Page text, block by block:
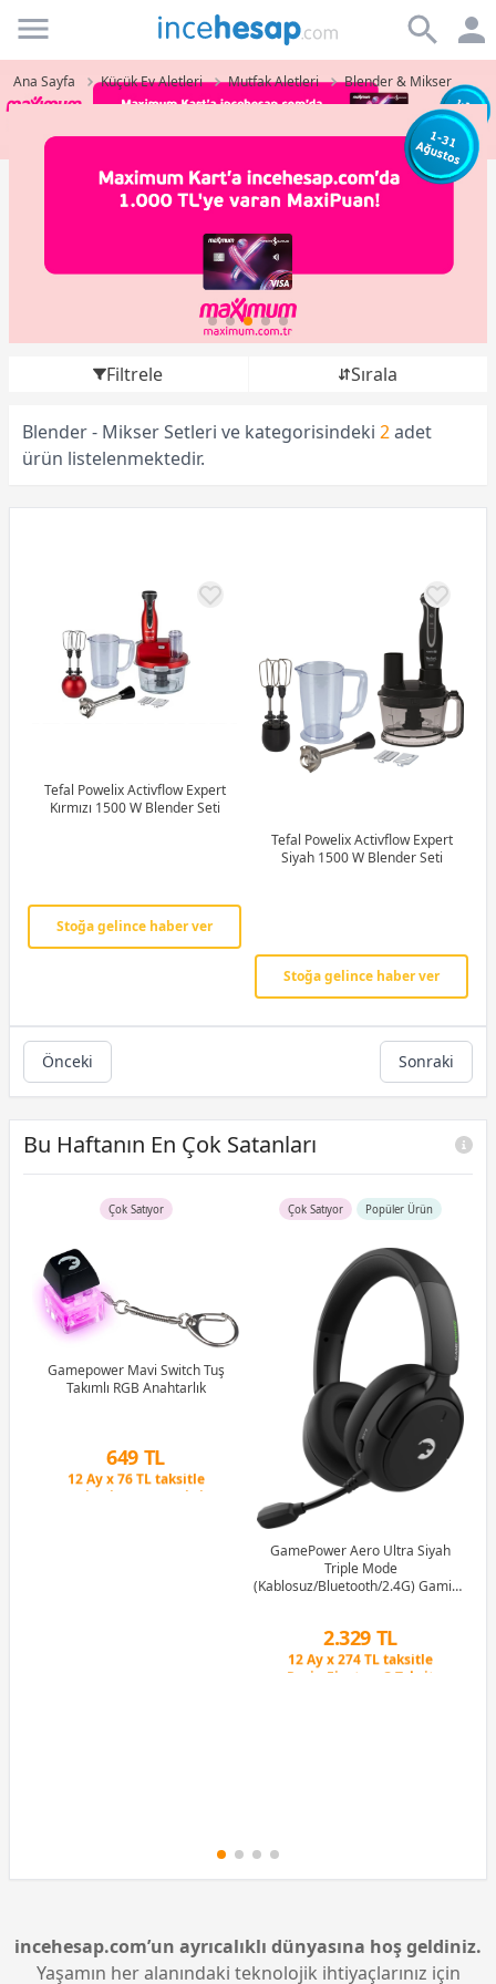
Incehesap
Ana Sayfa Küçük Ev Aletleri Mutfak Aletleri Blender & Mikser
Filtrele Sırala
Blender - Mikser Setleri ve kategorisindeki 2adet
ürün listelenmektedir.
Tefal Powelix Activflow Expert
Kırmızı 1500 W Blender Seti
Stoğa gelince haber ver
Tefal Powelix Activflow Expert
Siyah 1500 W Blender Seti
Stoğa gelince haber ver
Önceki Sonraki
Bu Haftanın En Çok Satanları
Çok Satıyor
Gamepower Mavi Switch Tuş
Takımlı RGB Anahtarlık
649 TL
Peşin Fiyatına 3 Taksit
12 Ay x 76 TL taksitle
Peşin Fiyatına 3 Taksit
Çok Satıyor Popüler Ürün
GamePower Aero Ultra Siyah
Triple Mode
(Kablosuz/Bluetooth/2.4G) Gaming
2.329 TL
Peşin Fiyatına 3 Taksit
12 Ay x 274 TL taksitle
Peşin Fiyatına 3 Taksit
incehesap.com’un ayrıcalıklı dünyasına hoş geldiniz.
Yaşamın her alanındaki teknolojik ihtiyaçlarınız için